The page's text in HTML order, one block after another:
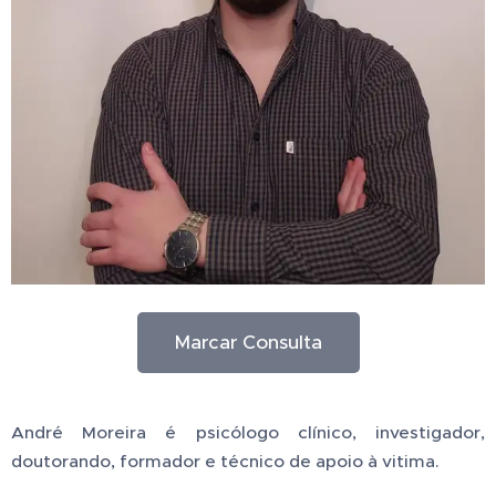
Marcar Consulta
André Moreira é psicólogo clínico, investigador,
doutorando, formador e técnico de apoio à vitima.